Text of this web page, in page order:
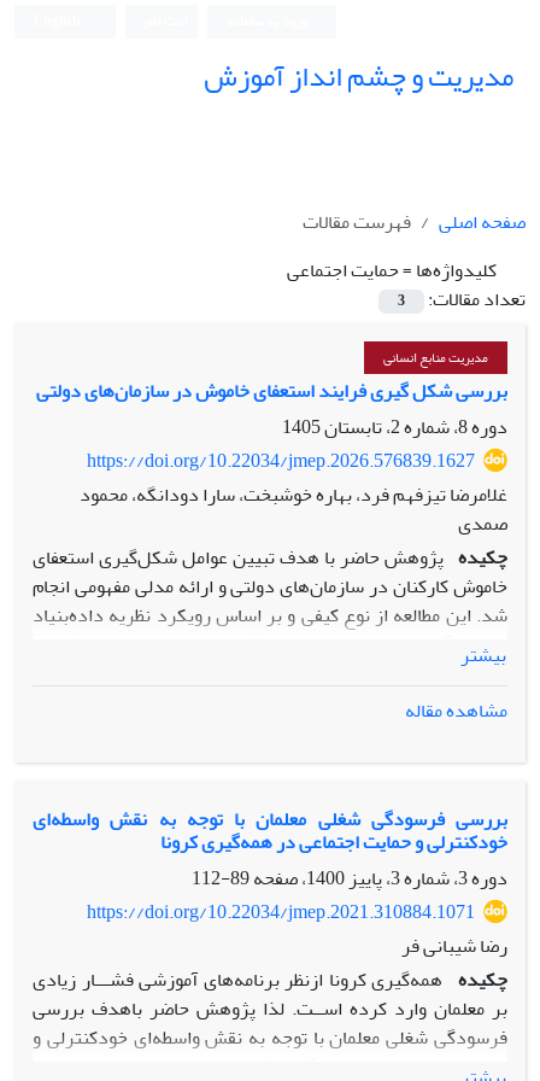
مدیریت و چشم انداز آموزش
صفحه اصلی
فهرست مقالات
کلیدواژه‌ها =حمایت اجتماعی
تعداد مقالات:
3
مدیریت منابع انسانی
بررسی شکل گیری فرایند استعفای خاموش در سازمان‌های دولتی
دوره 8، شماره 2، تابستان 1405
https://doi.org/10.22034/jmep.2026.576839.1627
غلامرضا تیزفهم فرد، بهاره خوشبخت، سارا دودانگه، محمود
صمدی
چکیده پژوهش حاضر با هدف تبیین عوامل شکل‌گیری استعفای
خاموش کارکنان در سازمان‌های دولتی و ارائه مدلی مفهومی انجام
شد. این مطالعه از نوع کیفی و بر اساس رویکرد نظریه داده‌بنیاد
کارکنان و مدیران سازمان‌های دولتی و با استفاده از نمونه‌گیری
هدفمند انجام شد، فرآیند انتخاب مشارکت‌کنندگان تا دستیابی به
سه‌مرحله‌ای کدگذاری باز، محوری و انتخابی در نرم‌افزار
حاصل تعامل پیچیده‌ای از عوامل علّی شامل بی‌عدالتی سازمانی،
سبک رهبری نامناسب، محدودیت فرصت‌های رشد شغلی و فشار
کاری، عوامل زمینه‌ای مانند فرهنگ سازمانی نامطلوب و ساختار
بوروکراتیک، و عوامل مداخله‌گر شامل ویژگی‌های فردی کارکنان و
میزان حمایت اجتماعی است. کارکنان در مواجهه با این شرایط،
راهبردهایی همچون کاهش تلاش شغلی، سکوت سازمانی و تمرکز
بر منافع فردی را اتخاذ می‌کنند که پیامدهایی نظیر کاهش رضایت
شغلی، فرسودگی و کاهش بهره‌وری سازمانی را به دنبال دارد.
نتایج پژوهش نه‌تنها به توسعه نظریه در حوزه رفتار سازمانی و
بیشتر
مشاهده مقاله
بررسی فرسودگی شغلی معلمان با توجه به نقش واسطه‌ای
خودکنترلی و حمایت اجتماعی در همه‌گیری کرونا
دوره 3، شماره 3، پاییز 1400، صفحه
89-112
https://doi.org/10.22034/jmep.2021.310884.1071
رضا شیبانی فر
چکیده همه‌گیری کرونا ازنظر برنامه‌های آموزشی فشـــار زیادی
بر معلمان وارد کرده اســت. لذا پژوهش حاضر باهدف بررسی
فرسودگی شغلی معلمان با توجه به نقش واسطه‌ای خودکنترلی و
حمایت اجتماعی در همه‌گیری کرونا انجام شد. طرح پژوهش